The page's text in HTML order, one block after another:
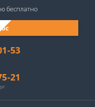
53
21
бесплатно